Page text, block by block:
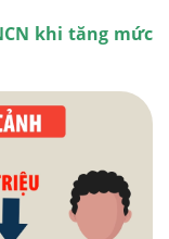
khi tăng mức